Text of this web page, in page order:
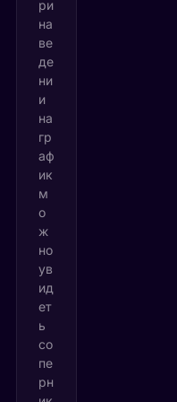
ри
на
ве
де
ни
и
на
гр
аф
ик
м
о
ж
но
ув
ид
ет
ь
со
пе
рн